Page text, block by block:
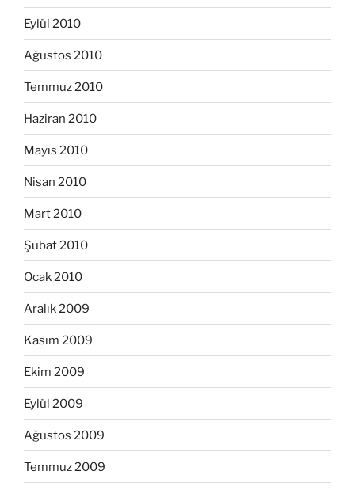
Eylül 2010
Ağustos 2010
Temmuz 2010
Haziran 2010
Mayıs 2010
Nisan 2010
Mart 2010
Şubat 2010
Ocak 2010
Aralık 2009
Kasım 2009
Ekim 2009
Eylül 2009
Ağustos 2009
Temmuz 2009